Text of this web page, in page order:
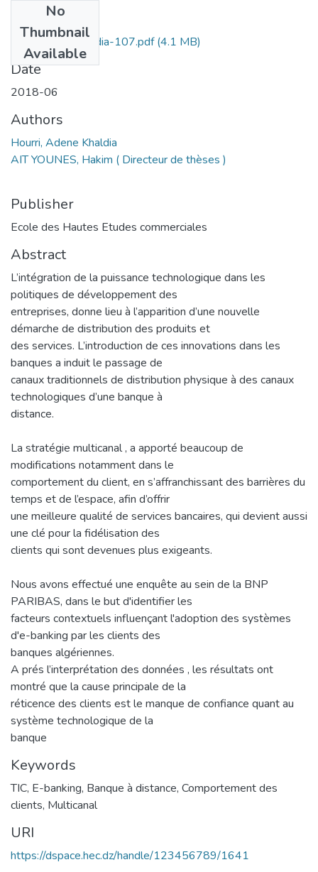
No
Thumbnail
Available
Horri Adene Khaldia-107.pdf(4.1 MB)
Date
2018-06
Authors
Hourri, Adene Khaldia
AIT YOUNES, Hakim ( Directeur de thèses )
Publisher
Ecole des Hautes Etudes commerciales
Abstract
L’intégration de la puissance technologique dans les
politiques de développement des
entreprises, donne lieu à l’apparition d’une nouvelle
démarche de distribution des produits et
des services. L’introduction de ces innovations dans les
banques a induit le passage de
canaux traditionnels de distribution physique à des canaux
technologiques d’une banque à
distance.
La stratégie multicanal , a apporté beaucoup de
modifications notamment dans le
comportement du client, en s’affranchissant des barrières du
temps et de l’espace, afin d’offrir
une meilleure qualité de services bancaires, qui devient aussi
une clé pour la fidélisation des
clients qui sont devenues plus exigeants.
Nous avons effectué une enquête au sein de la BNP
PARIBAS, dans le but d'identifier les
facteurs contextuels influençant l'adoption des systèmes
d'e-banking par les clients des
banques algériennes.
A prés l’interprétation des données , les résultats ont
montré que la cause principale de la
réticence des clients est le manque de confiance quant au
système technologique de la
banque
Keywords
TIC, E-banking, Banque à distance, Comportement des
clients, Multicanal
URI
https://dspace.hec.dz/handle/123456789/1641